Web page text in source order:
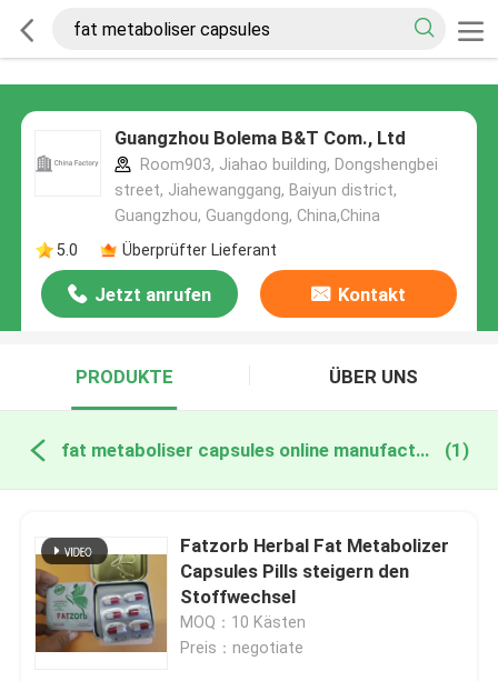
Guangzhou Bolema B&T Com., Ltd
Room903, Jiahao building, Dongshengbei
street, Jiahewanggang, Baiyun district,
Guangzhou, Guangdong, China,China
5.0
Überprüfter Lieferant
Jetzt anrufen Kontakt
PRODUKTE ÜBER UNS
fat metaboliser capsules online manufacture (1)
Fatzorb Herbal Fat Metabolizer
Capsules Pills steigern den
Stoffwechsel
MOQ：10 Kästen
Preis：negotiate